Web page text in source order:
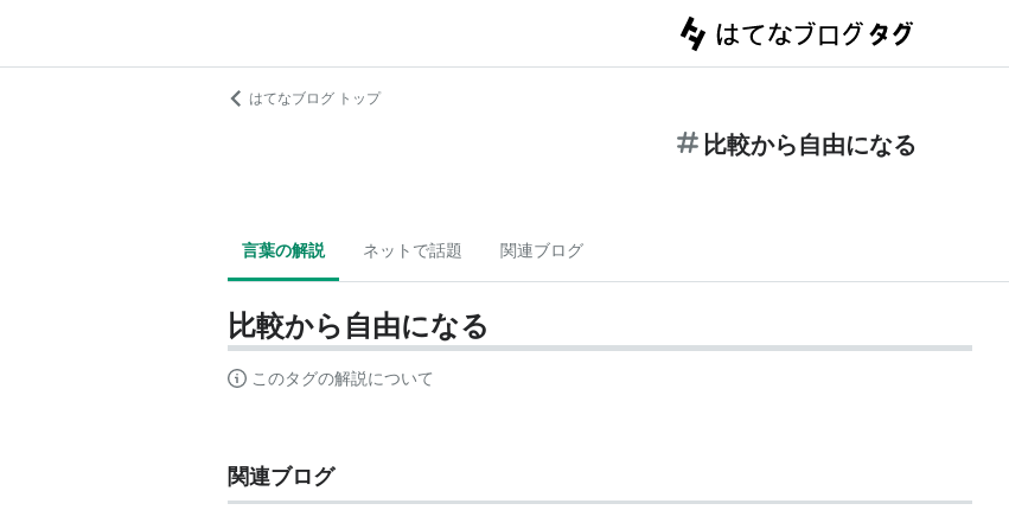
はてなブログ トップ
比較から自由になる
言葉の解説 ネットで話題 関連ブログ
比較から自由になる
このタグの解説について
関連ブログ